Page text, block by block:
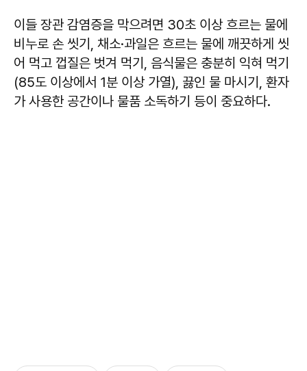
이들 장관 감염증을 막으려면 30초 이상 흐르는 물에
비누로 손 씻기, 채소·과일은 흐르는 물에 깨끗하게 씻
어 먹고 껍질은 벗겨 먹기, 음식물은 충분히 익혀 먹기
(85도 이상에서 1분 이상 가열), 끓인 물 마시기, 환자
가 사용한 공간이나 물품 소독하기 등이 중요하다.